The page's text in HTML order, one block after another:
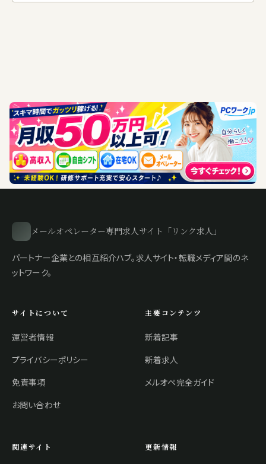
メールオペレーター専門求人サイト「リンク求人」
パートナー企業との相互紹介ハブ。求人サイト・転職メディア間のネ
ットワーク。
サイトについて
運営者情報
プライバシーポリシー
免責事項
お問い合わせ
主要コンテンツ
新着記事
新着求人
メルオペ完全ガイド
関連サイト 更新情報